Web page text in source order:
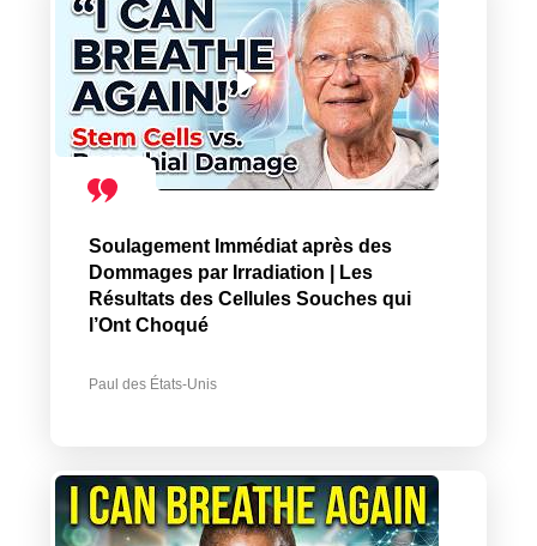
Soulagement Immédiat après des
Dommages par Irradiation | Les
Résultats des Cellules Souches qui
l’Ont Choqué
Paul des États-Unis